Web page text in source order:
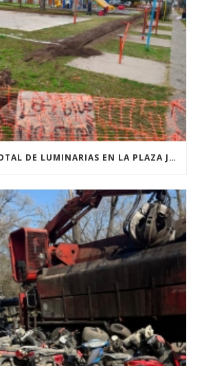
RENOVACIÓN TOTAL DE LUMINARIAS EN LA PLAZA JOSÉ PEDRONI DE SAN SEBASTIÁN.